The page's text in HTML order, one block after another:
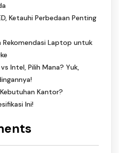
Ketauhi Perbedaan Penting
Rekomendasi Laptop untuk
Intel, Pilih Mana? Yuk,
Kantor?
Ini!